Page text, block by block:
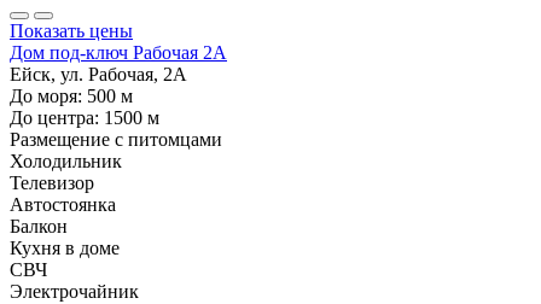
Показать цены
Дом под-ключ Рабочая 2А
Ейск, ул. Рабочая, 2А
До моря: 500 м
До центра: 1500 м
Размещение с питомцами
Холодильник
Телевизор
Автостоянка
Балкон
Кухня в доме
СВЧ
Электрочайник